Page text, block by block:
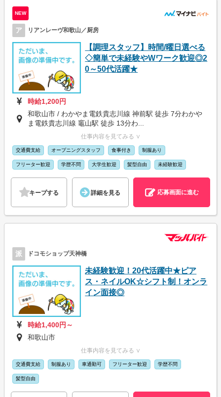
NEW
ア リアンレーヴ和歌山／厨房
【調理スタッフ】時間/曜日選べる
◇簡単で未経験やWワーク歓迎◎2
0～50代活躍★
時給1,200円
和歌山市 / わかやま電鉄貴志川線 神前駅 徒歩 7分わかや
ま電鉄貴志川線 竈山駅 徒歩 13分わ...
仕事内容を見てみる ∨
交通費支給 オープニングスタッフ 食事付き 制服あり
フリーター歓迎 学歴不問 大学生歓迎 髪型自由 未経験歓迎
キープする 詳細を見る 応募画面に進む
派 ドコモショップ天神橋
未経験歓迎！20代活躍中★ピア
ス・ネイルOK☆シフト制！オンラ
イン面接◎
時給1,400円～
和歌山市
仕事内容を見てみる ∨
交通費支給 制服あり 車通勤可 フリーター歓迎 学歴不問
髪型自由